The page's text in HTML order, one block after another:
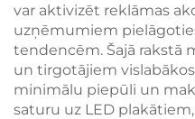
var aktivizēt reklāmas
uzņēmumiem
tendencēm. Šajā rakstā
un tirgotājiem
minimālu piepūli un
saturu uz LED